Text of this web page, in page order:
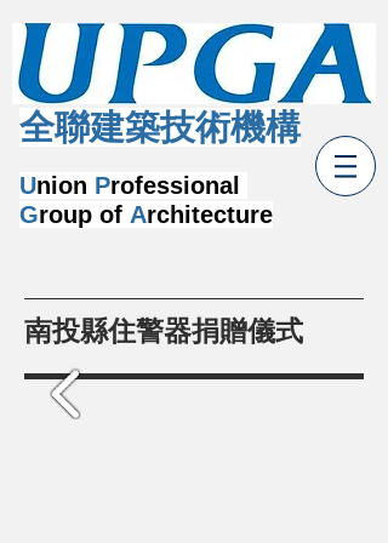
Union Professional
Group of Architecture
​全聯建築技術機構
南投縣住警器捐贈儀式